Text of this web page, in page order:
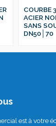
COURBE
ACIER
SANS
DN50│70
est à votre